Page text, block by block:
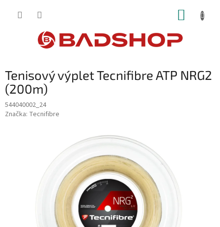
Tenisový výplet Tecnifibre ATP NRG2
(200m)
544040002_24
Značka: Tecnifibre